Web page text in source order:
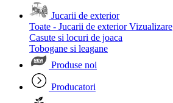
Jucarii de exterior
Toate - Jucarii de exterior Vizualizare
Casute si locuri de joaca
Tobogane si leagane
Produse noi
Producatori